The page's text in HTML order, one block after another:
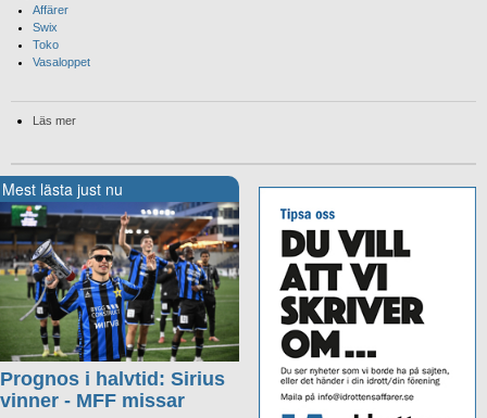
Affärer
Swix
Toko
Vasaloppet
Läs mer
Mest lästa just nu
Prognos i halvtid: Sirius
vinner - MFF missar